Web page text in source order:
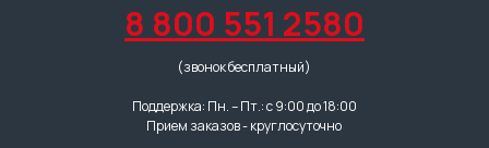
8 800 551 2580
(звонок бесплатный)
Поддержка: Пн. – Пт.: с 9:00 до 18:00
Прием заказов - круглосуточно